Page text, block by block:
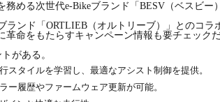
める次世代e-Bikeブランド「BESV（ベスビー
ンド「ORTLIEB（オルトリーブ）」とのコラ
命をもたらすキャンペーン情報も要チェックだ
がある。
スタイルを学習し、最適なアシスト制御を提供。
ー履歴やファームウェア更新が可能。